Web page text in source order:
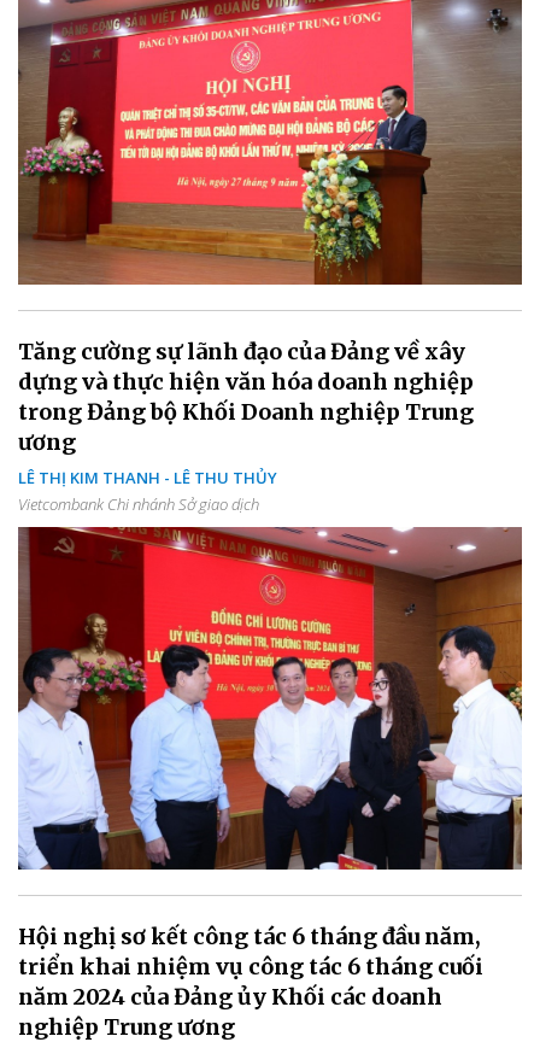
Tăng cường sự lãnh đạo của Đảng về xây
dựng và thực hiện văn hóa doanh nghiệp
trong Đảng bộ Khối Doanh nghiệp Trung
ương
LÊ THỊ KIM THANH - LÊ THU THỦY
Vietcombank Chi nhánh Sở giao dịch
Hội nghị sơ kết công tác 6 tháng đầu năm,
triển khai nhiệm vụ công tác 6 tháng cuối
năm 2024 của Đảng ủy Khối các doanh
nghiệp Trung ương